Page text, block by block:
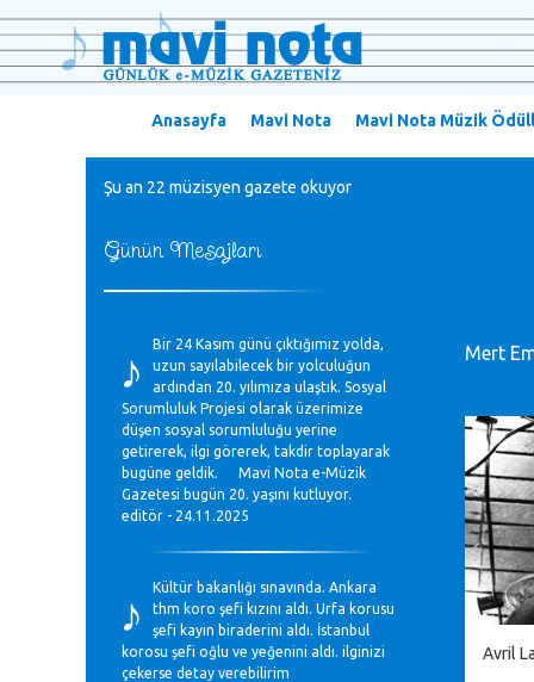
Anasayfa Mavi Nota Mavi Nota Müzik
Şu an 22 müzisyen gazete okuyor
Günün Mesajları
♪
Bir 24 Kasım günü çıktığımız yolda,
uzun sayılabilecek bir yolculuğun
ardından 20. yılımıza ulaştık. Sosyal
Sorumluluk Projesi olarak üzerimize
düşen sosyal sorumluluğu yerine
getirerek, ilgi görerek, takdir toplayarak
bugüne geldik. Mavi Nota e-Müzik
Gazetesi bugün 20. yaşını kutluyor.
editör - 24.11.2025
♪
Kültür bakanlığı sınavında. Ankara
thm koro şefi kızını aldı. Urfa korusu
şefi kayın biraderini aldı. İstanbul
korosu şefi oğlu ve yeğenini aldı. ilginizi
çekerse detay verebilirim
Mert
Avril